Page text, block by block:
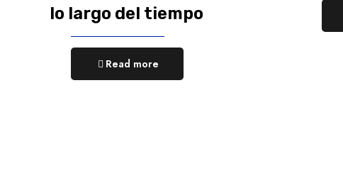
lo largo del tiempo
Read more